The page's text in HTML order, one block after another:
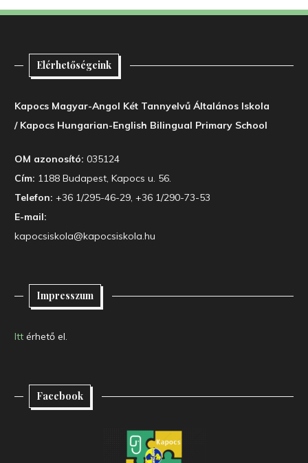
Elérhetőségeink
Kapocs Magyar-Angol Két Tannyelvű Általános Iskola
/ Kapocs Hungarian-English Bilingual Primary School
OM azonosító: 035124
Cím: 1188 Budapest, Kapocs u. 56.
Telefon: +36 1/295-46-29, +36 1/290-73-53
E-mail:
kapocsiskola@kapocsiskola.hu
Impresszum
Itt érhető el.
Facebook